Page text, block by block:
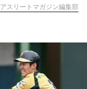
アスリートマガジン編集部